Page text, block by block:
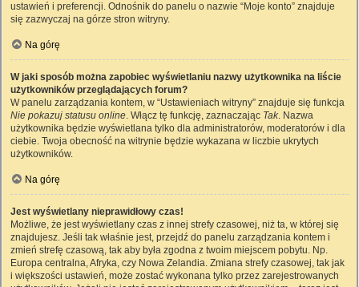
ustawień i preferencji. Odnośnik do panelu o nazwie “Moje konto” znajduje
się zazwyczaj na górze stron witryny.
Na górę
W jaki sposób można zapobiec wyświetlaniu nazwy użytkownika na liście
użytkowników przeglądających forum?
W panelu zarządzania kontem, w “Ustawieniach witryny” znajduje się funkcja
Nie pokazuj statusu online. Włącz tę funkcję, zaznaczając Tak. Nazwa
użytkownika będzie wyświetlana tylko dla administratorów, moderatorów i dla
ciebie. Twoja obecność na witrynie będzie wykazana w liczbie ukrytych
użytkowników.
Na górę
Jest wyświetlany nieprawidłowy czas!
Możliwe, że jest wyświetlany czas z innej strefy czasowej, niż ta, w której się
znajdujesz. Jeśli tak właśnie jest, przejdź do panelu zarządzania kontem i
zmień strefę czasową, tak aby była zgodna z twoim miejscem pobytu. Np.
Europa centralna, Afryka, czy Nowa Zelandia. Zmiana strefy czasowej, tak jak
i większości ustawień, może zostać wykonana tylko przez zarejestrowanych